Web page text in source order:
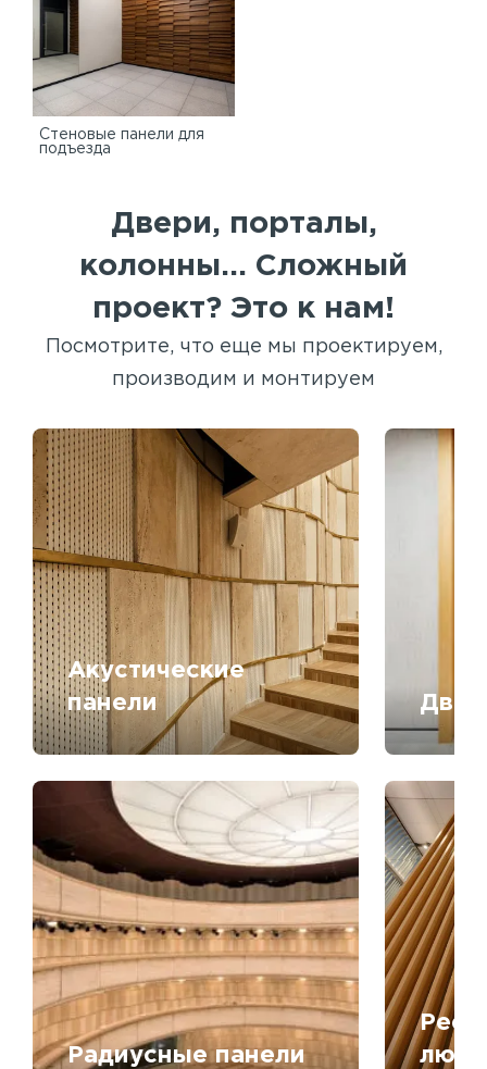
Стеновые панели для
подъезда
Двери, порталы,
колонны... Сложный
проект? Это к нам!
Посмотрите, что еще мы проектируем,
производим и монтируем
Акустические
панели
Радиусные панели